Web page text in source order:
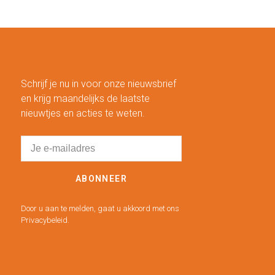
Schrijf je nu in voor onze nieuwsbrief
en krijg maandelijks de laatste
nieuwtjes en acties te weten.
ABONNEER
Door u aan te melden, gaat u akkoord met ons
Privacybeleid.